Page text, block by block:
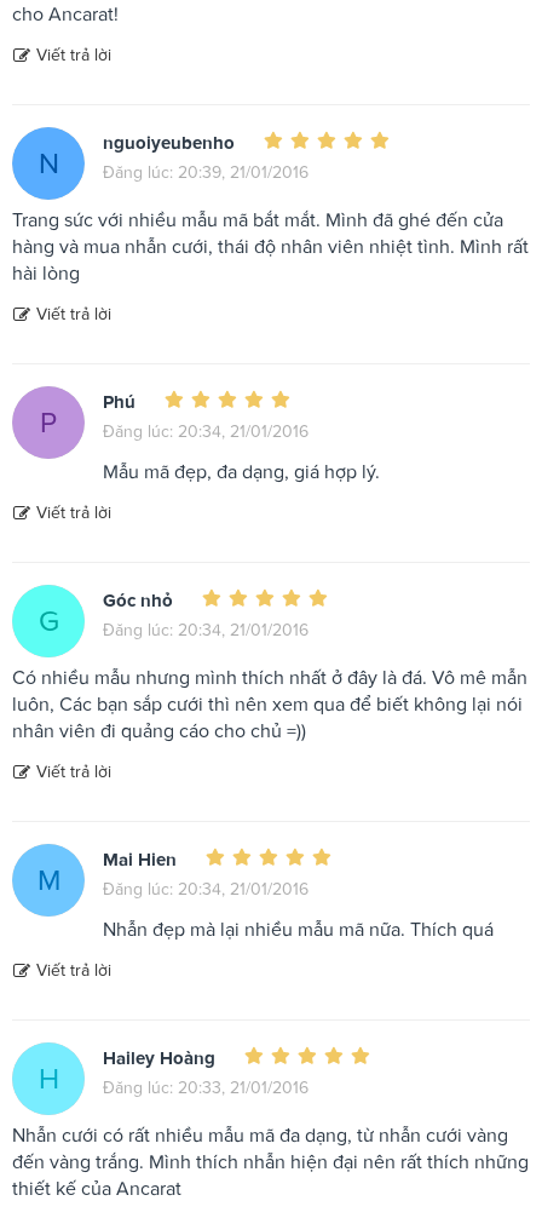
cho Ancarat!
Viết trả lời
N
nguoiyeubenho
Đăng lúc: 20:39, 21/01/2016
Trang sức với nhiều mẫu mã bắt mắt. Mình đã ghé đến cửa
hàng và mua nhẫn cưới, thái độ nhân viên nhiệt tình. Mình rất
hài lòng
Viết trả lời
P
Phú
Đăng lúc: 20:34, 21/01/2016
Mẫu mã đẹp, đa dạng, giá hợp lý.
Viết trả lời
G
Góc nhỏ
Đăng lúc: 20:34, 21/01/2016
Có nhiều mẫu nhưng mình thích nhất ở đây là đá. Vô mê mẫn
luôn, Các bạn sắp cưới thì nên xem qua để biết không lại nói
nhân viên đi quảng cáo cho chủ =))
Viết trả lời
M
Mai Hien
Đăng lúc: 20:34, 21/01/2016
Nhẫn đẹp mà lại nhiều mẫu mã nữa. Thích quá
Viết trả lời
H
Hailey Hoàng
Đăng lúc: 20:33, 21/01/2016
Nhẫn cưới có rất nhiều mẫu mã đa dạng, từ nhẫn cưới vàng
đến vàng trắng. Mình thích nhẫn hiện đại nên rất thích những
thiết kế của Ancarat